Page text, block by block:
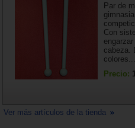
Par de
Con
cabeza.
colores...
Precio:
Ver más artículos de la tienda